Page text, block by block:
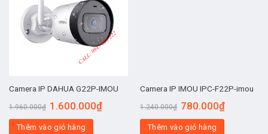
Camera IP DAHUA G22P-IMOU
1.960.000₫ 1.600.000₫
Thêm vào giỏ hàng
Camera IP IMOU IPC-F22P-imou
1.240.000₫ 780.000₫
Thêm vào giỏ hàng